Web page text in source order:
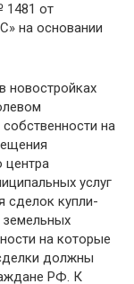
1481 от
на основании
новостройках
на
центра
услуг
сделок купли-
на которые
должны
РФ. К